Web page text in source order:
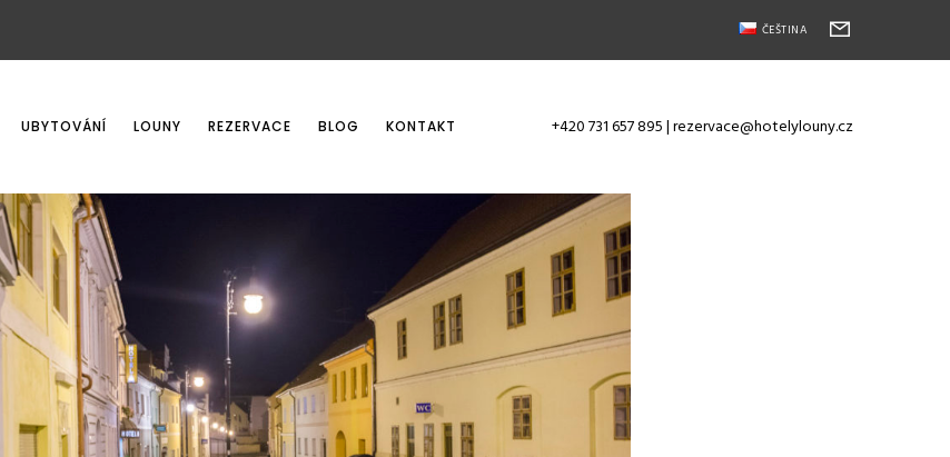
ČEŠTINA
+420 731 657 895|rezervace@hotelylouny.cz
UBYTOVÁNÍ LOUNY REZERVACE BLOG KONTAKT